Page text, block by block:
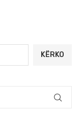
KËRKO